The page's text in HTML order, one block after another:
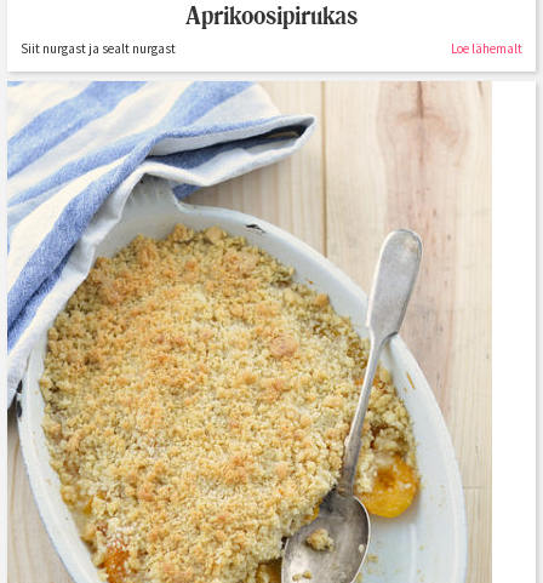
Aprikoosipirukas
Siit nurgast ja sealt nurgast Loe lähemalt